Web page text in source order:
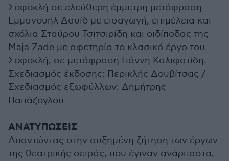
Σοφοκλή σε ελεύθερη έμμετρη μετάφραση
Εμμανουήλ Δαυίδ με εισαγωγή, επιμέλεια και
σχόλια Σταύρου Τσιτσιρίδη και οιδίποδας της
Maja Zade με αφετηρία το κλασικό έργο του
Σοφοκλή, σε μετάφραση Γιάννη Καλιφατίδη.
Σχεδιασμός έκδοσης: Περικλής Δουβίτσας /
Σχεδιασμός εξωφύλλων: Δημήτρης
Παπάζογλου
ΑΝΑΤΥΠΩΣΕΙΣ
Απαντώντας στην αυξημένη ζήτηση των έργων
της θεατρικής σειράς, που έγιναν ανάρπαστα,